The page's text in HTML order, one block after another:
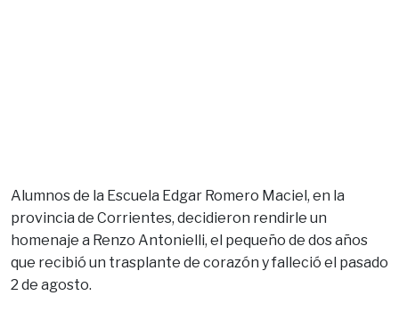
Alumnos de la Escuela Edgar Romero Maciel, en la
provincia de Corrientes, decidieron rendirle un
homenaje a Renzo Antonielli, el pequeño de dos años
que recibió un trasplante de corazón y falleció el pasado
2 de agosto.